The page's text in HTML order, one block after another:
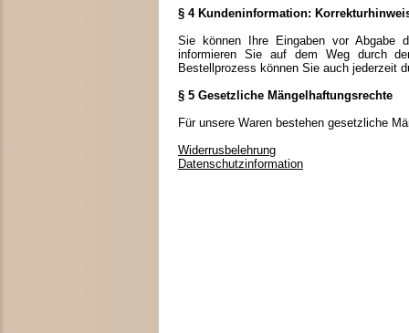
§ 4 Kundeninformation:
Sie können Ihre Eingaben vor Abgabe
informieren Sie auf dem Weg durch
Bestellprozess können Sie auch jederzeit
§ 5 Gesetzliche Mängelhaftungsrechte
Für unsere Waren bestehen gesetzliche
Widerrusbelehrung
Datenschutzinformation